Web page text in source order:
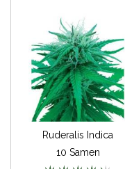
Ruderalis Indica
10 Samen